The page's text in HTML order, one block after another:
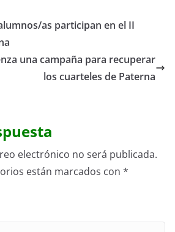
as participan en el II
una campaña para recuperar
los cuarteles de Paterna
electrónico no será publicada.
están marcados con *